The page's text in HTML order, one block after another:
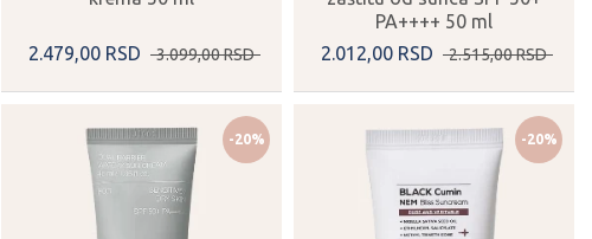
2.479,00 RSD 3.099,00RSD
PA++++ 50 ml
2.012,00 RSD 2.515,00RSD
-20% -20%